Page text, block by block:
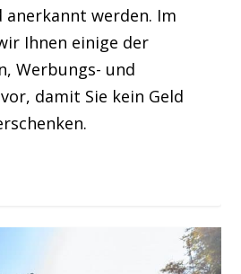
werden. Im
Ihnen einige der
Werbungs- und
damit Sie kein Geld